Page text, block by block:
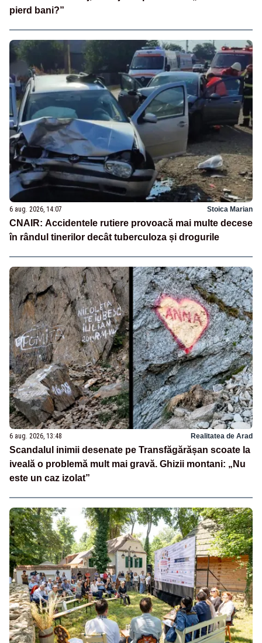
pierd bani?”
6 aug. 2026, 14:07 Stoica Marian
CNAIR: Accidentele rutiere provoacă mai multe decese
în rândul tinerilor decât tuberculoza și drogurile
6 aug. 2026, 13:48 Realitatea de Arad
Scandalul inimii desenate pe Transfăgărășan scoate la
iveală o problemă mult mai gravă. Ghizii montani: „Nu
este un caz izolat”